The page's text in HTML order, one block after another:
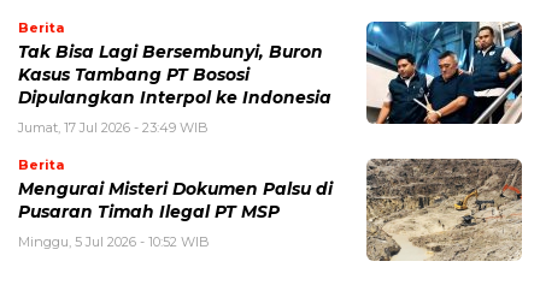
Berita
Tak Bisa Lagi Bersembunyi, Buron
Kasus Tambang PT Bososi
Dipulangkan Interpol ke Indonesia
Jumat, 17 Jul 2026 - 23:49 WIB
Berita
Mengurai Misteri Dokumen Palsu di
Pusaran Timah Ilegal PT MSP
Minggu, 5 Jul 2026 - 10:52 WIB